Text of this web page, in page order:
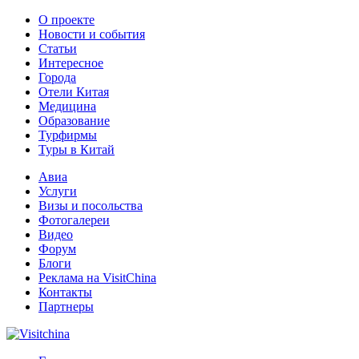
О проекте
Новости и события
Статьи
Интересное
Города
Отели Китая
Медицина
Образование
Турфирмы
Туры в Китай
Авиа
Услуги
Визы и посольства
Фотогалереи
Видео
Форум
Блоги
Реклама на VisitChina
Контакты
Партнеры